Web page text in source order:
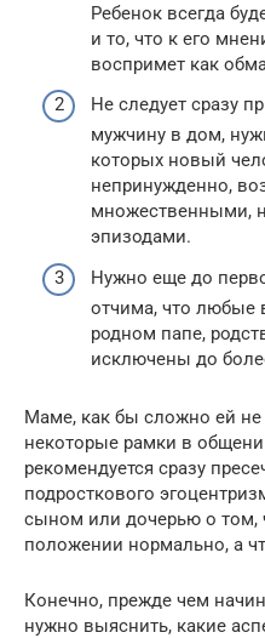
Ребенок всегда
и то, что к его
воспримет как
Не следует сразу
мужчину в дом,
которых новый
непринужденно,
множественными,
эпизодами.
Нужно еще до
отчима, что любые
родном папе,
исключены до
Маме, как бы сложно ей не
некоторые рамки в
рекомендуется сразу
подросткового
сыном или дочерью о том,
положении нормально, а
Конечно, прежде чем
нужно выяснить, какие